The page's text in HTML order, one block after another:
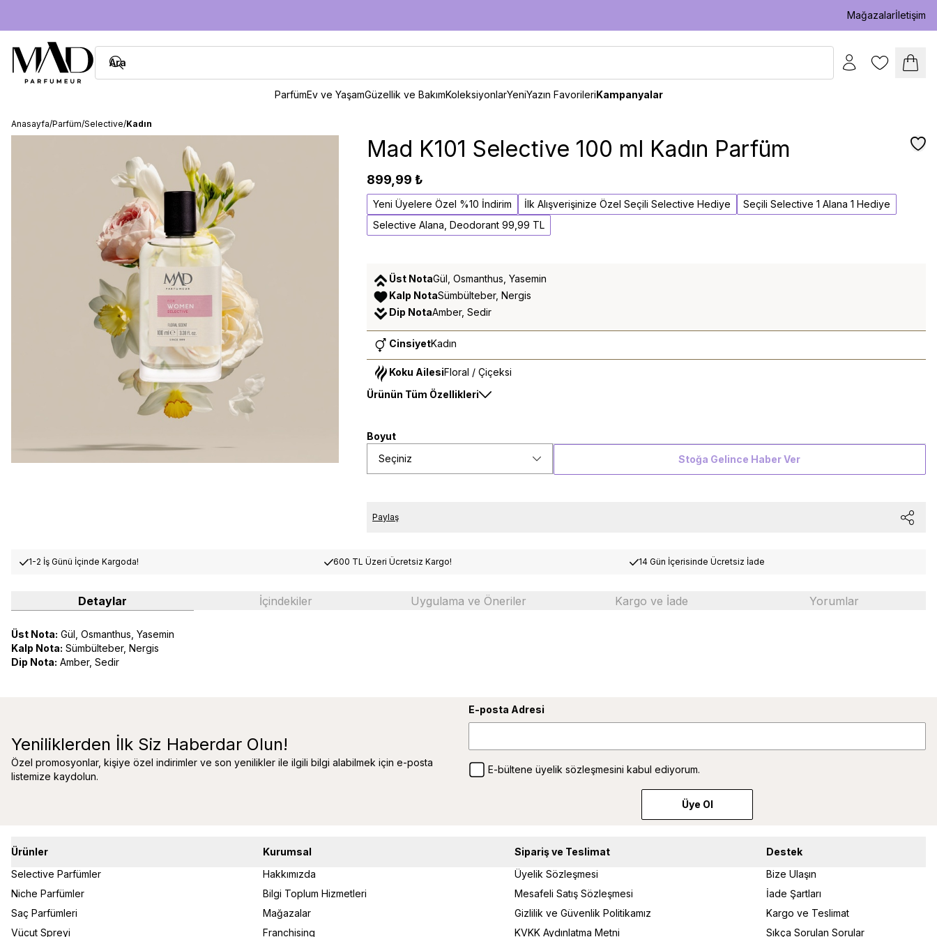
Mağazalarİletişim
ParfümEv ve YaşamGüzellik ve BakımKoleksiyonlarYeniYazın FavorileriKampanyalar
Anasayfa/Parfüm/Selective/Kadın
Mad K101 Selective 100 ml Kadın Parfüm
899,99 ₺
Boyut
Seçiniz
Stoğa Gelince Haber Ver
Yeni Üyelere Özel %10 İndirim İlk Alışverişinize Özel Seçili Selective Hediye
Seçili Selective 1 Alana 1 Hediye
Selective Alana, Deodorant 99,99 TL
Üst NotaGül, Osmanthus, Yasemin
Kalp NotaSümbülteber, Nergis
Dip NotaAmber, Sedir
CinsiyetKadın
Koku AilesiFloral / Çiçeksi
Ürünün Tüm Özellikleri
Paylaş
1-2 İş Günü İçinde Kargoda! 600 TL Üzeri Ücretsiz Kargo! 14 Gün İçerisinde Ücretsiz İade
Detaylar İçindekiler Uygulama ve Öneriler Kargo ve İade Yorumlar
Üst Nota: Gül, Osmanthus, Yasemin
Kalp Nota: Sümbülteber, Nergis
Dip Nota: Amber, Sedir
Yeniliklerden İlk Siz Haberdar Olun!
Özel promosyonlar, kişiye özel indirimler ve son yenilikler ile ilgili bilgi alabilmek için e-posta
listemize kaydolun.
E-posta Adresi
E-bültene üyelik sözleşmesini kabul ediyorum.
Üye Ol
Ürünler
Selective Parfümler
Niche Parfümler
Saç Parfümleri
Vücut Spreyi
Kurumsal
Hakkımızda
Bilgi Toplum Hizmetleri
Mağazalar
Franchising
Sipariş ve Teslimat
Üyelik Sözleşmesi
Mesafeli Satış Sözleşmesi
Gizlilik ve Güvenlik Politikamız
KVKK Aydınlatma Metni
Destek
Bize Ulaşın
İade Şartları
Kargo ve Teslimat
Sıkça Sorulan Sorular